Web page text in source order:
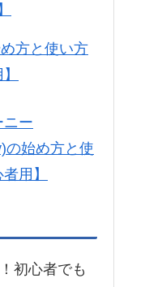
方と使い方
ニー
の始め方と使
用】
初心者でも